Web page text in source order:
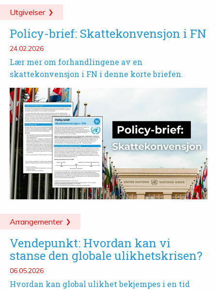
Utgivelser
Policy-brief: Skattekonvensjon i FN
24.02.2026
Lær mer om forhandlingene av en
skattekonvensjon i FN i denne korte briefen.
Arrangementer
Vendepunkt: Hvordan kan vi
stanse den globale ulikhetskrisen?
06.05.2026
Hvordan kan global ulikhet bekjempes i en tid